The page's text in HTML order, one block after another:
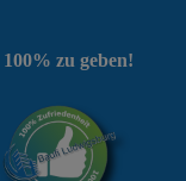
zu geben!